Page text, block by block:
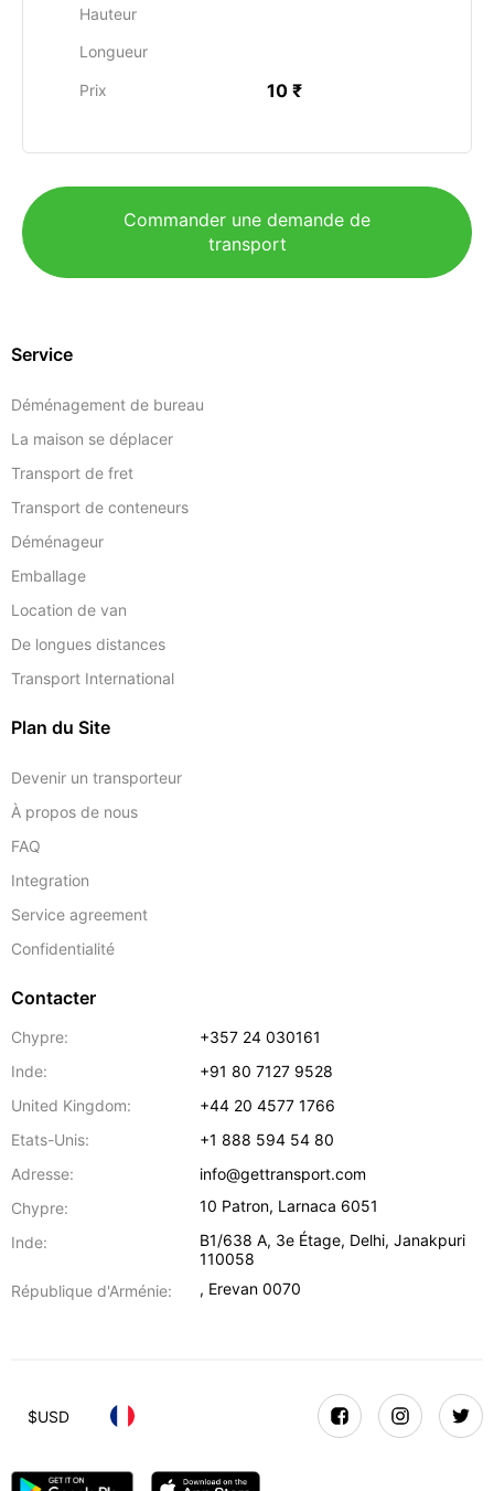
Hauteur
Longueur
Prix 10 ₹
Commander une demande de
transport
Service
Déménagement de bureau
La maison se déplacer
Transport de fret
Transport de conteneurs
Déménageur
Emballage
Location de van
De longues distances
Transport International
Plan du Site
Devenir un transporteur
À propos de nous
FAQ
Integration
Service agreement
Confidentialité
Contacter
Chypre:
+357 24 030161
Inde:
+91 80 7127 9528
United Kingdom:
+44 20 4577 1766
Etats-Unis:
+1 888 594 54 80
Adresse:
info@gettransport.com
Chypre:
10 Patron, Larnaca 6051
Inde:
B1/638 A, 3e Étage, Delhi,Janakpuri
110058
République d'Arménie:
, Erevan 0070
$USD